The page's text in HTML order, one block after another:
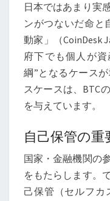
日本ではあまり実
ンがつないだ命と
動家」（CoinDesk
府下でも個人が
綱”となるケース
スケースは、BTC
を与えています。
自己保管の
国家・金融機関の
をもたらします。
己保管（セルフカ